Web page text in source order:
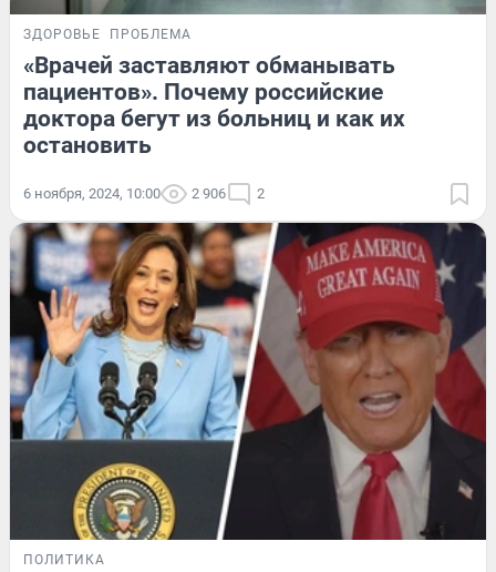
ЗДОРОВЬЕ ПРОБЛЕМА
«Врачей заставляют обманывать
пациентов». Почему российские
доктора бегут из больниц и как их
остановить
6 ноября, 2024, 10:00 2 906 2
ПОЛИТИКА